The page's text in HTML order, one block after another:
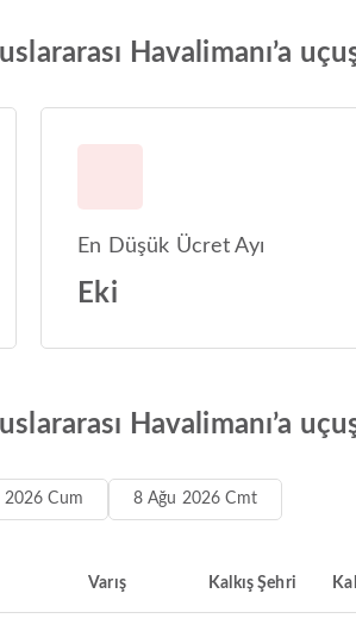
Havalimanı’a
En Düşük Ücret Ayı
Eki
Havalimanı’a
2026 Cum 8 Ağu 2026 Cmt
Varış Kalkış Şehri